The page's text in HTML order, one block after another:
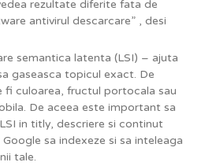
rezultate diferite fata de
antivirul descarcare” , desi
semantica latenta (LSI) – ajuta
gaseasca topicul exact. De
fi culoarea, fructul portocala sau
De aceea este important sa
in titly, descriere si continut
sa indexeze si sa inteleaga
tale.